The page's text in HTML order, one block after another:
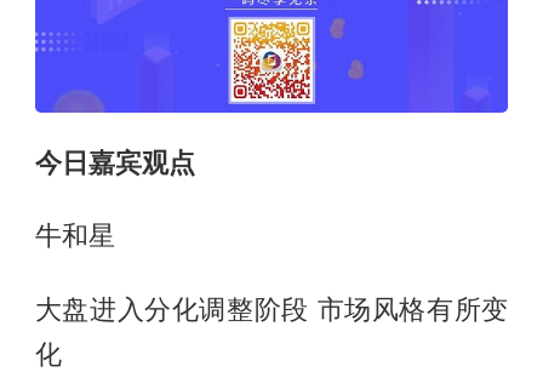
今日嘉宾观点
牛和星
大盘进入分化调整阶段 市场风格有所变
化